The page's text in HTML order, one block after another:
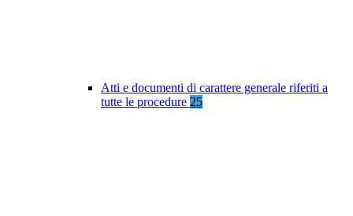
Atti e documenti di carattere generale riferiti a
tutte le procedure 25